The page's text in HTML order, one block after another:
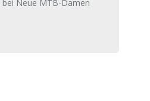
bei Neue MTB-Damen